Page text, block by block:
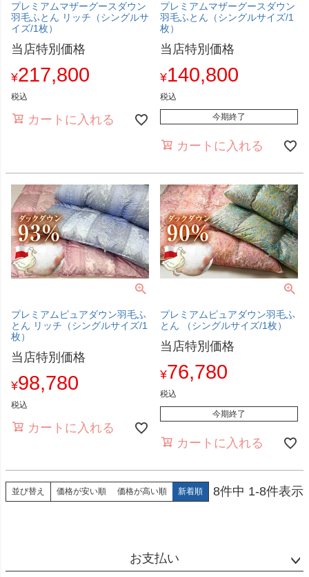
プレミアムマザーグースダウン
羽毛ふとん リッチ（シングルサ
イズ/1枚）
当店特別価格
¥217,800
税込
カートに入れる
プレミアムマザーグースダウン
羽毛ふとん（シングルサイズ/1
枚）
当店特別価格
¥140,800
税込
今期終了
カートに入れる
プレミアムピュアダウン羽毛ふ
とん リッチ（シングルサイズ/1
枚）
当店特別価格
¥98,780
税込
カートに入れる
プレミアムピュアダウン羽毛ふ
とん （シングルサイズ/1枚）
当店特別価格
¥76,780
税込
今期終了
カートに入れる
並び替え 価格が安い順 価格が高い順 新着順 8件中 1-8件表示
お支払い